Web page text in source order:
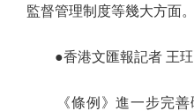
監督管理制度等幾大方面。
●香港文匯報記者 王玨
《條例》進一步完善